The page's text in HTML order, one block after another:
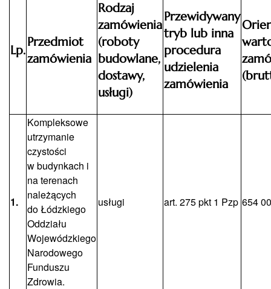
Lp.
Przedmiot
zamówienia
Rodzaj
zamówienia
(roboty
budowlane,
dostawy,
usługi)
Przewidywany
tryb lub inna
procedura
udzielenia
zamówienia
1.
Kompleksowe
utrzymanie
czystości
w budynkach i
na terenach
należących
do Łódzkiego
Oddziału
Wojewódzkiego
Narodowego
Funduszu
Zdrowia.
usługi art. 275 pkt 1 Pzp 654